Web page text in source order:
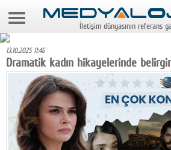
8 Ağustos 2026 14:08:25
Foto Galeri
Video Galeri
Gazeteler
Medya
İletişim dünyasının referans
13.10.2025 11:46
Dramatik kadın hikayelerinde